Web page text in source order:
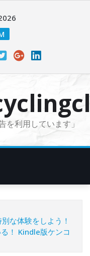
を利用しています」
な体験をしよう！
！ Kindle版ケンコ